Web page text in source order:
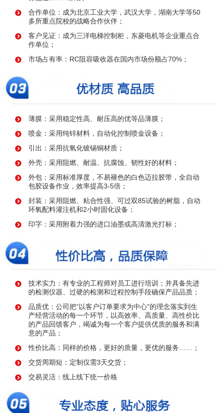
合作单位：成为北京工业大学，武汉大学，湖南大学等50
多所重点院校的战略合作伙伴；
客户见证：成为三洋电梯控制柜，东菱电机等企业重点合
作单位；
市场占有率：RC阻容吸收器在国内市场份额占70%；
薄膜：采用稳定性高、耐压高的优等品薄膜；
喷金：采用纯锌材料，自动化控制喷金设备；
引出：采用抗氧化镀锡铜材质；
外壳：采用阻燃、耐温、抗腐蚀、韧性好的材料；
外包：采用标准厚度，不易褪色的白色迈拉胶带，全自动
包胶设备作业，效率提高3-5倍；
封装：采用阻燃、粘合性强、可过双85试验的树脂，自动
环氧配料灌注机和2小时固化设备；
印字：采用附着力强的进口油墨或高清激光打标；
技术实力：有专业的工程师对员工进行培训；并具备先进
的检测仪器、过硬的检测和过程控制手段确保产品品质；
品质优：公司把“以客户订单要求为中心”的理念落实到生
产经营活动的每一个环节，以高效率、高质量、高性价比
的产品回馈客户，竭诚为每一个客户提供优质的服务和满
意的产品；
性价比高：同样的价格，更好的质量，更优的服务……；
交货周期短：定制仅需3天交货；
交易灵活：线上线下统一价格